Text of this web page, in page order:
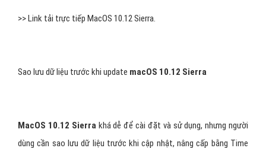
>> Link tải trực tiếp MacOS 10.12 Sierra.
Sao lưu dữ liệu trước khi update macOS 10.12 Sierra
MacOS 10.12 Sierrakhá dễ để cài đặt và sử dụng, nhưng người
dùng cần sao lưu dữ liệu trước khi cập nhật, nâng cấp bằng Time